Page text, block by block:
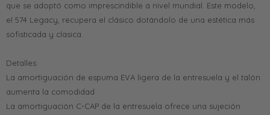
que se adoptó como imprescindible a nivel mundial. Este modelo,
el 574 Legacy, recupera el clásico dotándolo de una estética más
sofisticada y clasica.
Detalles:
La amortiguación de espuma EVA ligera de la entresuela y el talón
aumenta la comodidad
La amortiguación C-CAP de la entresuela ofrece una sujeción